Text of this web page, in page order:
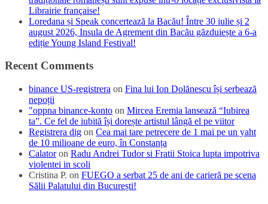
Librairie française!
Loredana și Speak concertează la Bacău! Între 30 iulie și 2
august 2026, Insula de Agrement din Bacău găzduiește a 6-a
ediție Young Island Festival!
Recent Comments
binance US-registrera on Fina lui Ion Dolănescu își serbează
nepoții
"oppna binance-konto on Mircea Eremia lansează “Iubirea
ta”. Ce fel de iubită își dorește artistul lângă el pe viitor
Registrera dig on Cea mai tare petrecere de 1 mai pe un yaht
de 10 milioane de euro, în Constanța
Calatoron Radu Andrei Tudor si Fratii Stoica lupta impotriva
violentei in scoli
Cristina P. on FUEGO a serbat 25 de ani de carieră pe scena
Sălii Palatului din București!